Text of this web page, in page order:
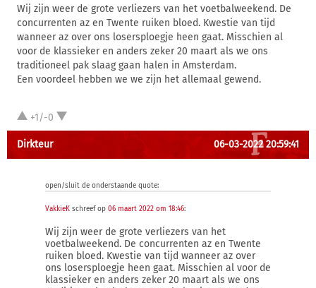
Wij zijn weer de grote verliezers van het voetbalweekend. De
concurrenten az en Twente ruiken bloed. Kwestie van tijd
wanneer az over ons losersploegje heen gaat. Misschien al
voor de klassieker en anders zeker 20 maart als we ons
traditioneel pak slaag gaan halen in Amsterdam.
Een voordeel hebben we we zijn het allemaal gewend.
+1/-0
Dirkteur 06-03-2022 20:59:41
open/sluit de onderstaande quote:
VakkieK schreef op 06 maart 2022 om 18:46:
Wij zijn weer de grote verliezers van het
voetbalweekend. De concurrenten az en Twente
ruiken bloed. Kwestie van tijd wanneer az over
ons losersploegje heen gaat. Misschien al voor de
klassieker en anders zeker 20 maart als we ons